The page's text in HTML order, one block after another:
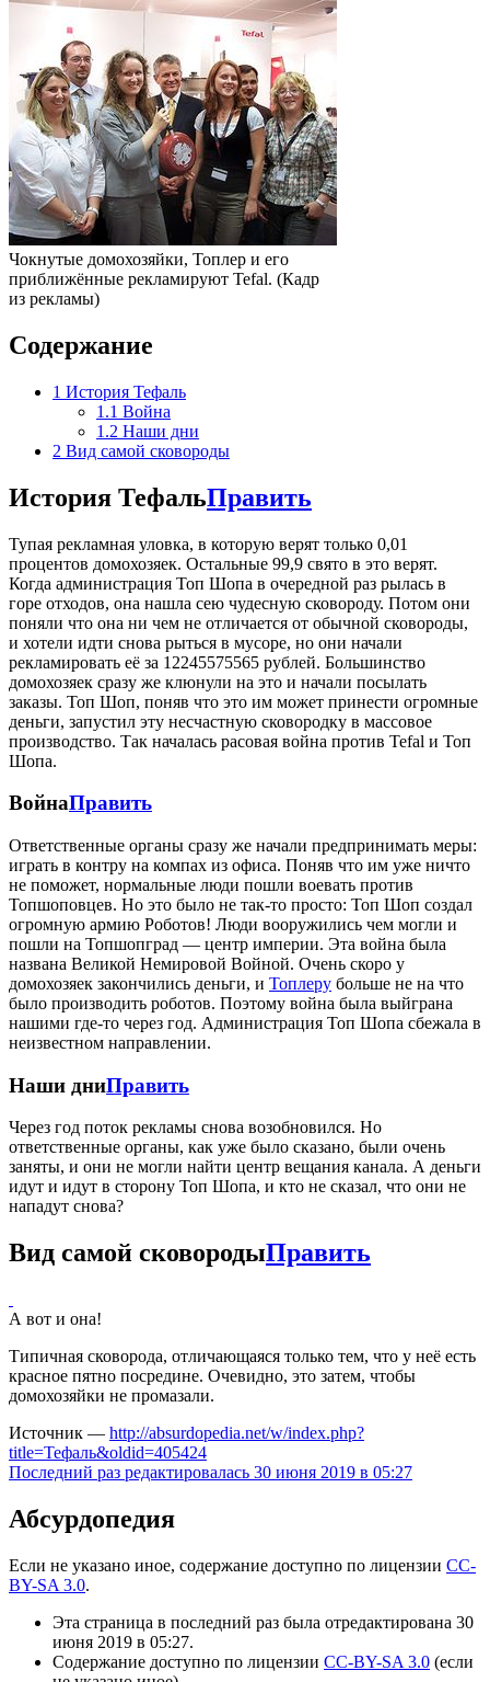
Чокнутые домохозяйки, Топлер и его
приближённые рекламируют Tefal. (Кадр
из рекламы)
Содержание
1 История Тефаль
1.1 Война
1.2 Наши дни
2 Вид самой сковороды
История ТефальПравить
Тупая рекламная уловка, в которую верят только 0,01
процентов домохозяек. Остальные 99,9 свято в это верят.
Когда администрация Топ Шопа в очередной раз рылась в
горе отходов, она нашла сею чудесную сковороду. Потом они
поняли что она ни чем не отличается от обычной сковороды,
и хотели идти снова рыться в мусоре, но они начали
рекламировать её за 12245575565 рублей. Большинство
домохозяек сразу же клюнули на это и начали посылать
заказы. Топ Шоп, поняв что это им может принести огромные
деньги, запустил эту несчастную сковородку в массовое
производство. Так началась расовая война против Tefal и Топ
Шопа.
ВойнаПравить
Ответственные органы сразу же начали предпринимать меры:
играть в контру на компах из офиса. Поняв что им уже ничто
не поможет, нормальные люди пошли воевать против
Топшоповцев. Но это было не так-то просто: Топ Шоп создал
огромную армию Роботов! Люди вооружились чем могли и
пошли на Топшопград — центр империи. Эта война была
названа Великой Немировой Войной. Очень скоро у
домохозяек закончились деньги, и Топлеру больше не на что
было производить роботов. Поэтому война была выйграна
нашими где-то через год. Администрация Топ Шопа сбежала в
неизвестном направлении.
Наши дниПравить
Через год поток рекламы снова возобновился. Но
ответственные органы, как уже было сказано, были очень
заняты, и они не могли найти центр вещания канала. А деньги
идут и идут в сторону Топ Шопа, и кто не сказал, что они не
нападут снова?
Вид самой сковородыПравить
А вот и она!
Типичная сковорода, отличающаяся только тем, что у неё есть
красное пятно посредине. Очевидно, это затем, чтобы
домохозяйки не промазали.
Источник — http://absurdopedia.net/w/index.php?
title=Тефаль&oldid=405424
Последний раз редактировалась 30 июня 2019 в 05:27
Абсурдопедия
Если не указано иное, содержание доступно по лицензии CC-
BY-SA 3.0.
Эта страница в последний раз была отредактирована 30
июня 2019 в 05:27.
Содержание доступно по лицензии CC-BY-SA 3.0 (если